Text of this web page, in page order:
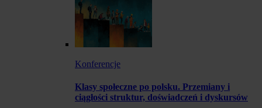
Konferencje
Klasy społeczne po polsku. Przemiany i
ciągłości struktur, doświadczeń i dyskursów